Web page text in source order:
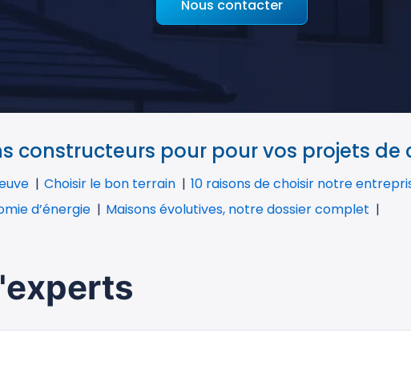
Nous contacter
constructeurs pour pour vos projets
Choisir le bon terrain
10 raisons de choisir notre
d’énergie
Maisons évolutives, notre dossier complet